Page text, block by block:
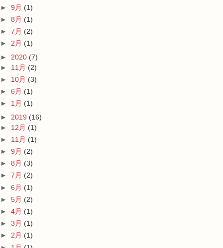
► 9月 (1)
► 8月 (1)
► 7月 (2)
► 2月 (1)
► 2020 (7)
► 11月 (2)
► 10月 (3)
► 6月 (1)
► 1月 (1)
► 2019 (16)
► 12月 (1)
► 11月 (1)
► 9月 (2)
► 8月 (3)
► 7月 (2)
► 6月 (1)
► 5月 (2)
► 4月 (1)
► 3月 (1)
► 2月 (1)